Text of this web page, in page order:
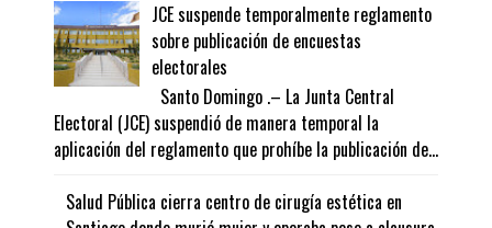
JCE suspende temporalmente reglamento
sobre publicación de encuestas
electorales
Santo Domingo .– La Junta Central
Electoral (JCE) suspendió de manera temporal la
aplicación del reglamento que prohíbe la publicación de...
Salud Pública cierra centro de cirugía estética en